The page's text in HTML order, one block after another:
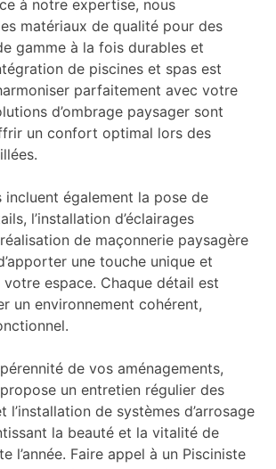
à notre expertise, nous
matériaux de qualité pour des
gamme à la fois durables et
de piscines et spas est
parfaitement avec votre
d’ombrage paysager sont
un confort optimal lors des
incluent également la pose de
l’installation d’éclairages
de maçonnerie paysagère
une touche unique et
votre espace. Chaque détail est
un environnement cohérent,
de vos aménagements,
propose un entretien régulier des
l’installation de systèmes d’arrosage
la beauté et la vitalité de
l’année. Faire appel à un Pisciniste